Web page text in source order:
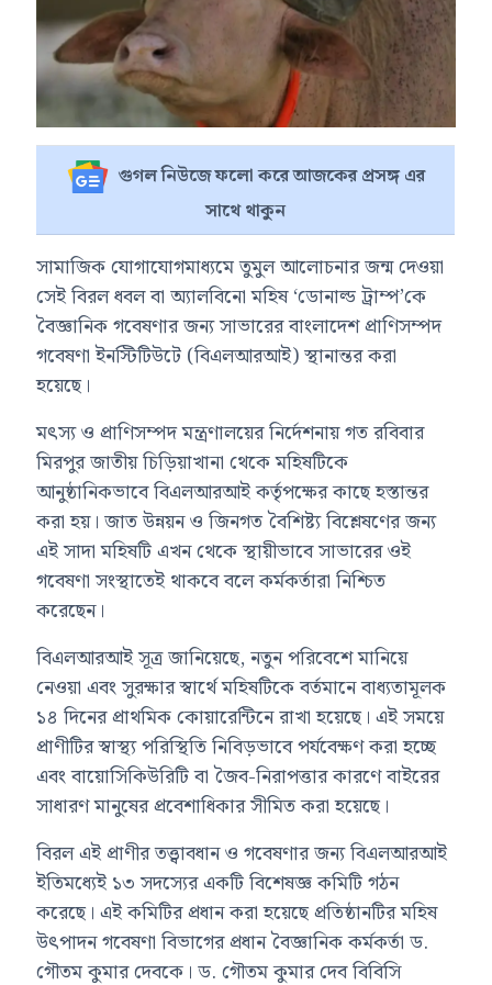
গুগল নিউজে ফলো করে আজকের প্রসঙ্গ এর
সাথে থাকুন
সামাজিক যোগাযোগমাধ্যমে তুমুল আলোচনার জন্ম দেওয়া
সেই বিরল ধবল বা অ্যালবিনো মহিষ ‘ডোনাল্ড ট্রাম্প’কে
বৈজ্ঞানিক গবেষণার জন্য সাভারের বাংলাদেশ প্রাণিসম্পদ
গবেষণা ইনস্টিটিউটে (বিএলআরআই) স্থানান্তর করা
হয়েছে।
মৎস্য ও প্রাণিসম্পদ মন্ত্রণালয়ের নির্দেশনায় গত রবিবার
মিরপুর জাতীয় চিড়িয়াখানা থেকে মহিষটিকে
আনুষ্ঠানিকভাবে বিএলআরআই কর্তৃপক্ষের কাছে হস্তান্তর
করা হয়। জাত উন্নয়ন ও জিনগত বৈশিষ্ট্য বিশ্লেষণের জন্য
এই সাদা মহিষটি এখন থেকে স্থায়ীভাবে সাভারের ওই
গবেষণা সংস্থাতেই থাকবে বলে কর্মকর্তারা নিশ্চিত
করেছেন।
বিএলআরআই সূত্র জানিয়েছে, নতুন পরিবেশে মানিয়ে
নেওয়া এবং সুরক্ষার স্বার্থে মহিষটিকে বর্তমানে বাধ্যতামূলক
১৪ দিনের প্রাথমিক কোয়ারেন্টিনে রাখা হয়েছে। এই সময়ে
প্রাণীটির স্বাস্থ্য পরিস্থিতি নিবিড়ভাবে পর্যবেক্ষণ করা হচ্ছে
এবং বায়োসিকিউরিটি বা জৈব-নিরাপত্তার কারণে বাইরের
সাধারণ মানুষের প্রবেশাধিকার সীমিত করা হয়েছে।
বিরল এই প্রাণীর তত্ত্বাবধান ও গবেষণার জন্য বিএলআরআই
ইতিমধ্যেই ১৩ সদস্যের একটি বিশেষজ্ঞ কমিটি গঠন
করেছে। এই কমিটির প্রধান করা হয়েছে প্রতিষ্ঠানটির মহিষ
উৎপাদন গবেষণা বিভাগের প্রধান বৈজ্ঞানিক কর্মকর্তা ড.
গৌতম কুমার দেবকে। ড. গৌতম কুমার দেব বিবিসি